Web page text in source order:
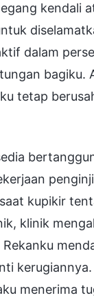
kendali
dalam
bagiku.
tetap
kupikir
klinik
menerima